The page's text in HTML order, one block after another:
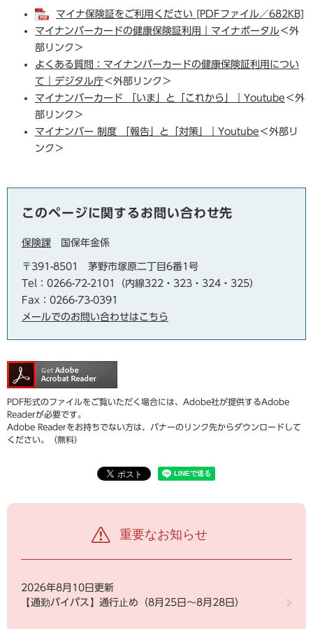
マイナ保険証をご利用ください [PDFファイル／682KB]
マイナンバーカードの健康保険証利用｜マイナポータル＜外
部リンク＞
よくある質問：マイナンバーカードの健康保険証利用につい
て｜デジタル庁＜外部リンク＞
マイナンバーカード 「いま」と「これから」｜Youtube ＜外
部リンク＞
マイナンバー 制度 「報告」と「対策」｜Youtube ＜外部リ
ンク＞
このページに関するお問い合わせ先
保険課 国保年金係
〒391-8501
茅野市塚原二丁目6番1号
Tel：0266-72-2101（内線322・323・324・325）
Fax：0266-73-0391
メールでのお問い合わせはこちら
PDF形式のファイルをご覧いただく場合には、Adobe社が提供するAdobe
Readerが必要です。
Adobe Readerをお持ちでない方は、バナーのリンク先からダウンロードして
ください。（無料）
重要なお知らせ
2026年8月10日更新
【通勤バイパス】通行止め（8月25日～8月28日）